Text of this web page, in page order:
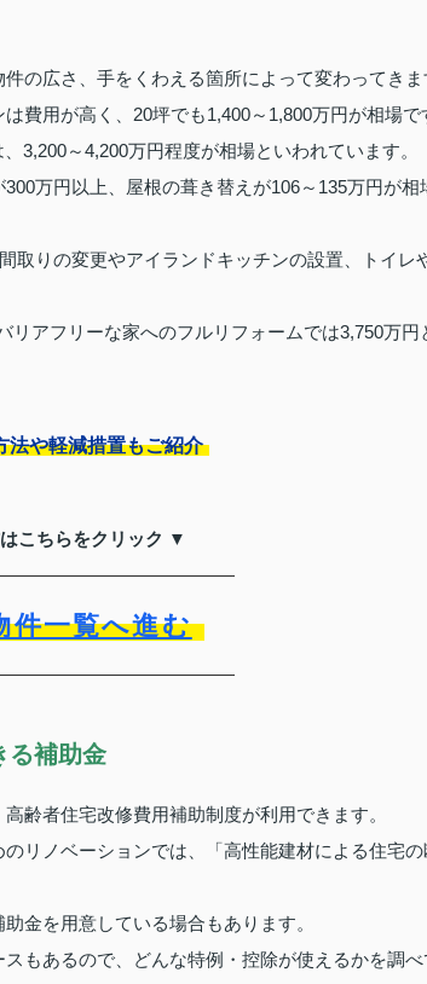
の広さ、手をくわえる箇所によって変わってきま
費用が高く、20坪でも1,400～1,800万円が相場で
3,200～4,200万円程度が相場といわれています。
万円以上、屋根の葺き替えが106～135万円が相
取りの変更やアイランドキッチンの設置、トイレ
リアフリーな家へのフルリフォームでは3,750万円
法や軽減措置もご紹介
こちらをクリック ▼
件一覧へ進む
る補助金
齢者住宅改修費用補助制度が利用できます。
リノベーションでは、「高性能建材による住宅
金を用意している場合もあります。
もあるので、どんな特例・控除が使えるかを調べ